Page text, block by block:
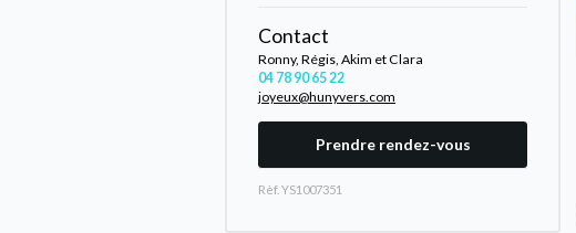
Contact
Ronny, Régis, Akim et Clara
04 78 90 65 22
joyeux@hunyvers.com
Prendre rendez-vous
Rèf. YS1007351